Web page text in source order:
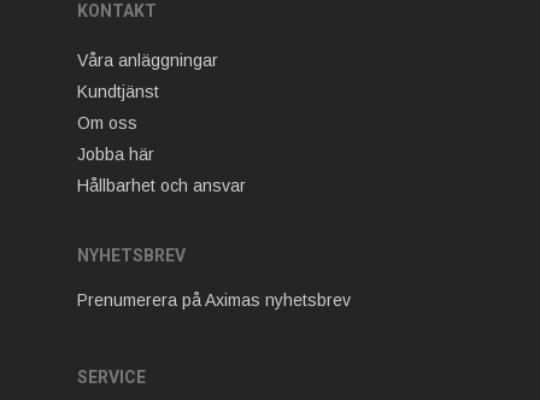
KONTAKT
Våra anläggningar
Kundtjänst
Om oss
Jobba här
Hållbarhet och ansvar
NYHETSBREV
Prenumerera på Aximas nyhetsbrev
SERVICE